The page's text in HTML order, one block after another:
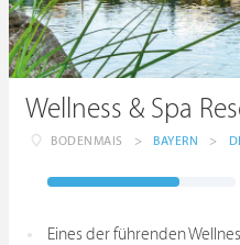
Wellness & Spa
BODENMAIS > BAYERN >
Eines der führenden